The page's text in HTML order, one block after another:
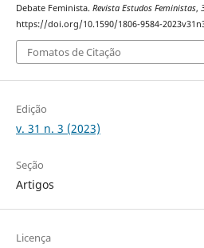
Debate Feminista. Revista Estudos Feministas,
https://doi.org/10.1590/1806-9584-
Fomatos de Citação
Edição
v. 31 n. 3 (2023)
Seção
Artigos
Licença